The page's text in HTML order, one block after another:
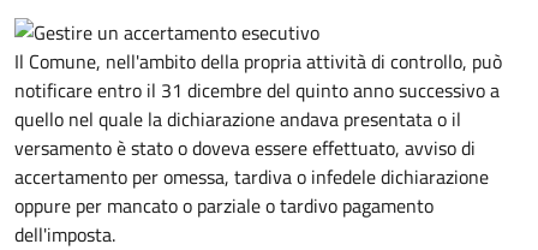
Il Comune, nell'ambito della propria attività di controllo, può
notificare entro il 31 dicembre del quinto annosuccessivo a
quello nel quale la dichiarazione andava presentata o il
versamento è stato o doveva essere effettuato, avviso di
accertamento per omessa, tardiva o infedele dichiarazione
oppure per mancato o parziale o tardivo pagamento
dell'imposta.